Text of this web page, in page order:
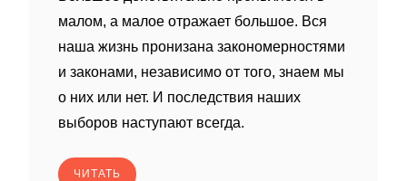
малом, а малое отражает большое. Вся
наша жизнь пронизана закономерностями
и законами, независимо от того, знаем мы
о них или нет. И последствия наших
выборов наступают всегда.
ЧИТАТЬ